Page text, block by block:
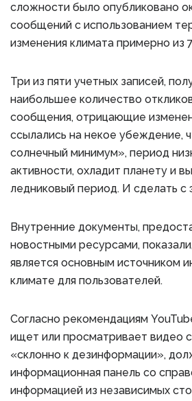
сложности было опубликовано
сообщений с использованием
изменения климата примерно из
Три из пяти учетных записей,
наибольшее количество
сообщения, отрицающие
ссылались на некое убеждение,
солнечный минимум», период
активности, охладит планету и
ледниковый период. И сделать с
Внутренние документы,
новостными ресурсами,
является основным источником
климате для пользователей.
Согласно рекомендациям
ищет или просматривает видео
«склонно к дезинформации»,
информационная панель со
информацией из независимых